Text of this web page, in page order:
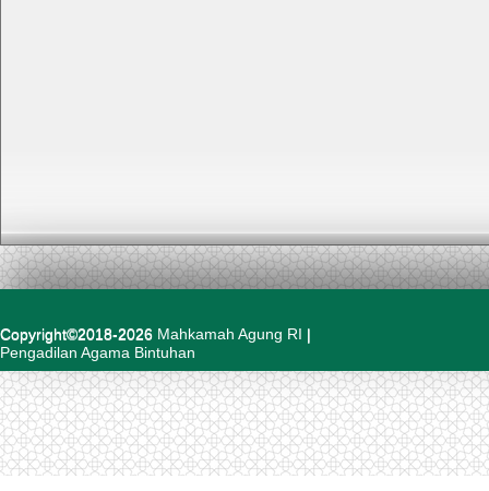
Copyright©2018-2026 Mahkamah Agung RI |
Pengadilan Agama Bintuhan